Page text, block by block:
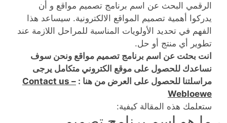
الرقمي البحث عن اسم برنامج تصميم مواقع و أن
يدركوا أهمية تصميم المواقع الالكترونية. سيساعد هذا
الفهم في تحديد الأولويات المناسبة للمراحل اللازمة عند
تطوير أي منتج أو حل.
انت بحثت عن اسم برنامج تصميم مواقع ونحن سوف
نساعدك للحصول على موقع الكتروني متكامل يرجى
مراسلتنا للحصول على العرض من هنا : Contact us –
Webloewe
ستعلمك هذه المقالة كيفية: